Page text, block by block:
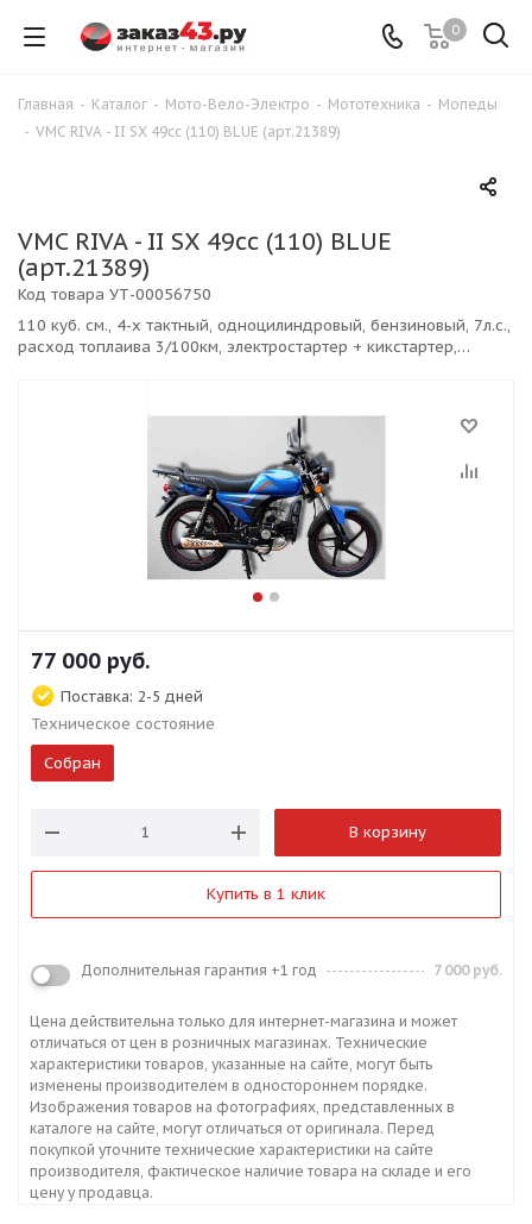
0
Главная - Каталог - Мото-Вело-Электро - Мототехника - Мопеды
- VMC RIVA - II SX 49сс (110) BLUE (арт.21389)
VMC RIVA - II SX 49сс (110) BLUE
(арт.21389)
110 куб. см., 4-х тактный, одноцилиндровый, бензиновый, 7л.с.,
расход топлаива 3/100км, электростартер + кикстартер,
Код товара УТ-00056750
77 000 руб.
Поставка: 2-5 дней
Техническое состояние
Собран
В корзину
Купить в 1 клик
Дополнительная гарантия +1 год 7 000 руб.
Цена действительна только для интернет-магазина и может
отличаться от цен в розничных магазинах. Технические
характеристики товаров, указанные на сайте, могут быть
изменены производителем в одностороннем порядке.
Изображения товаров на фотографиях, представленных в
каталоге на сайте, могут отличаться от оригинала. Перед
покупкой уточните технические характеристики на сайте
производителя, фактическое наличие товара на складе и его
цену у продавца.